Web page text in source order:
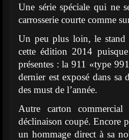
Une série spéciale qui ne
carrosserie courte comme
Un peu plus loin, le stand
cette édition 2014
présentes : la 911 «type
dernier est exposé dans sa
des must de l’année.
Autre carton
déclinaison coupé. Encore
un hommage direct à sa